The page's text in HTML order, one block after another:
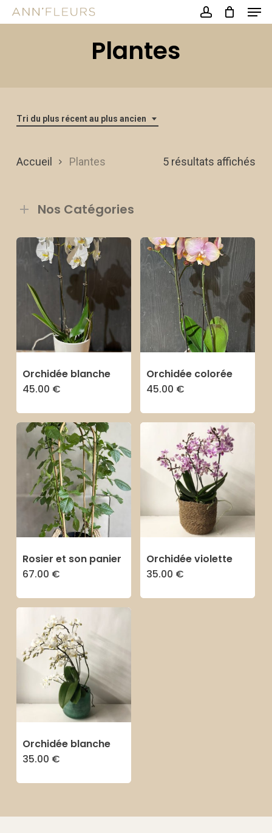
Skip
account
Plantes
Tri du plus récent au plus ancien
5 résultats affichés
Accueil Plantes
Nos Catégories
Orchidée blanche
45.00 €
Orchidée colorée
45.00 €
Rosier et son panier
67.00 €
Orchidée violette
35.00 €
Orchidée blanche
35.00 €